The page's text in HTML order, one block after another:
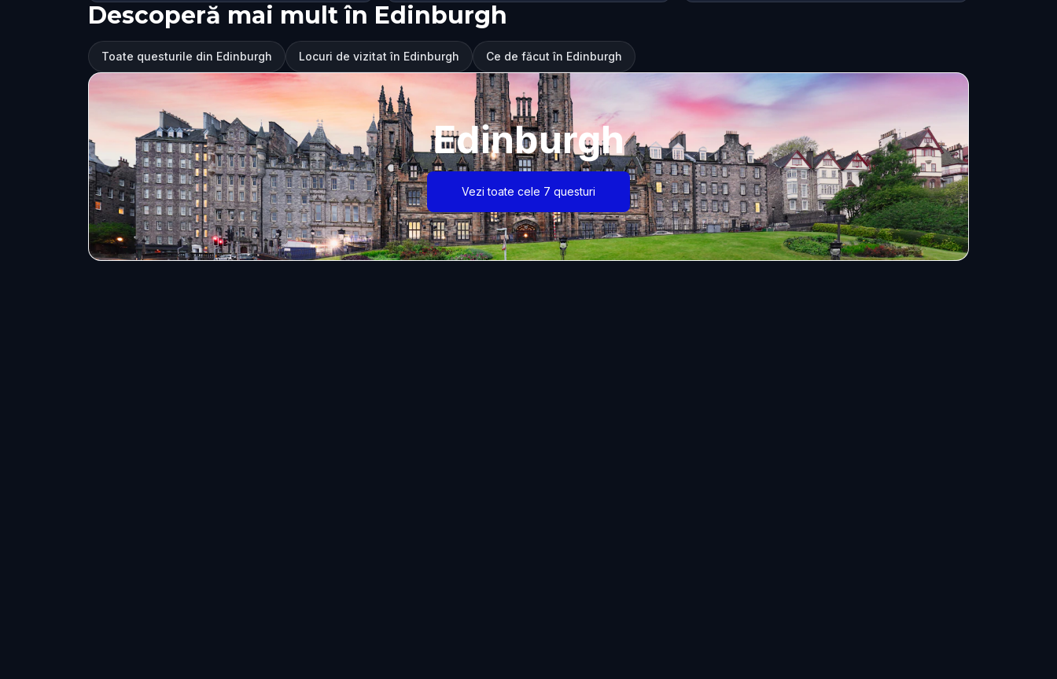
Descoperă mai mult în Edinburgh
Toate questurile din Edinburgh Locuri de vizitat în Edinburgh Ce de făcut în Edinburgh
Edinburgh
Vezi toate cele 7 questuri